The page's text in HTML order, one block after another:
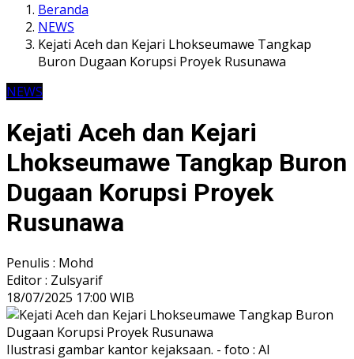
Beranda
NEWS
Kejati Aceh dan Kejari Lhokseumawe Tangkap
Buron Dugaan Korupsi Proyek Rusunawa
NEWS
Kejati Aceh dan Kejari
Lhokseumawe Tangkap Buron
Dugaan Korupsi Proyek
Rusunawa
Penulis : Mohd
Editor : Zulsyarif
18/07/2025 17:00 WIB
Ilustrasi gambar kantor kejaksaan. - foto : AI